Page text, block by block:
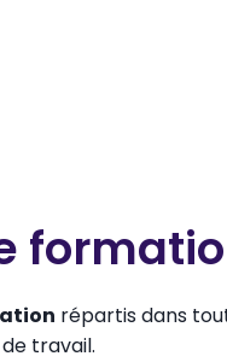
répartis dans
travail.